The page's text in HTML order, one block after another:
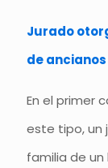
Jurado
de
En el primer
este tipo, un
familia de